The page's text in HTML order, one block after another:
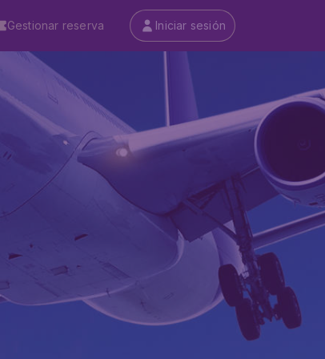
Gestionar reserva Iniciar sesión